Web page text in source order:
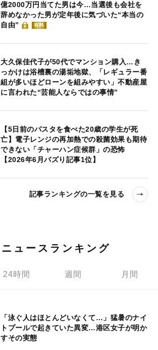
億2000万円当てた男は今…当選後も会社を
辞めなかった男が定年後に気づいた“本当の
自由”
有料
大久保佳代子が50代でマンション購入…き
っかけは浴槽裏の湯垢地獄、「レギュラー番
組が多いほどローンを組みやすい」不動産屋
に言われた“芸能人ならではの事情”
【5日前のパスタを食べた20歳の学生が死
亡】電子レンジの再加熱での殺菌効果も期待
できない「チャーハン症候群」の恐怖
【2026年6月バズり記事1位】
記事ランキングの一覧を見る
ニュースランキング
24時間 週間 月間
「泳ぐ人はほとんどいなくて…」猛暑のナイ
トプールで起きていた異変…港区女子が明か
すその実態